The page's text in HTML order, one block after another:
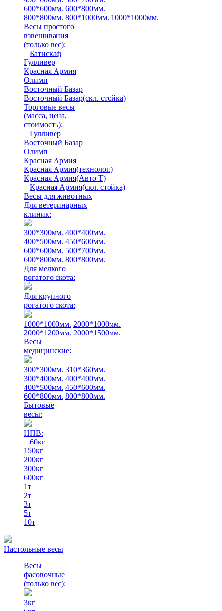
600*600мм. 600*800мм.
800*800мм. 800*1000мм. 1000*1000мм.
Весы простого
взвешивания
(только вес):
Батискаф
Гулливер
Красная Армия
Олимп
Восточный Базар
Восточный Базар(скл. стойка)
Торговые весы
(масса, цена,
стоимость):
Гулливер
Восточный Базар
Олимп
Красная Армия
Красная Армия(технолог.)
Красная Армия(Авто Т)
Красная Армия(скл. стойка)
Весы для животных
Для ветеринарных
клиник:
300*300мм. 400*400мм.
400*500мм. 450*600мм.
600*600мм. 500*700мм.
600*800мм. 800*800мм.
Для мелкого
рогатого скота:
Для крупного
рогатого скота:
1000*1000мм. 2000*1000мм.
2000*1200мм. 2000*1500мм.
Весы
медицинские:
300*300мм. 310*360мм.
300*400мм. 400*400мм.
400*500мм. 450*600мм.
600*800мм. 800*800мм.
Бытовые
весы:
НПВ:
60кг
150кг
200кг
300кг
600кг
1т
2т
3т
5т
10т
Настольные весы
Весы
фасовочные
(только вес):
3кг